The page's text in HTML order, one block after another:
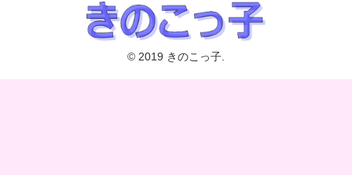
© 2019 きのこっ子.